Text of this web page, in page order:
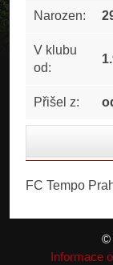
Narozen:
V klubu
od:
Přišel z:
FC Tempo
©
Informace